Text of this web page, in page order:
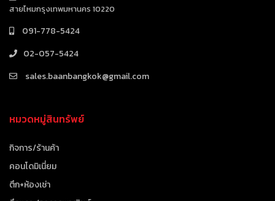
สายไหมกรุงเทพมหานคร 10220
091-778-5424
02-057-5424
sales.baanbangkok@gmail.com
หมวดหมู่สินทรัพย์
กิจการ/ร้านค้า
คอนโดมิเนี่ยม
ตึก+ห้องเช่า